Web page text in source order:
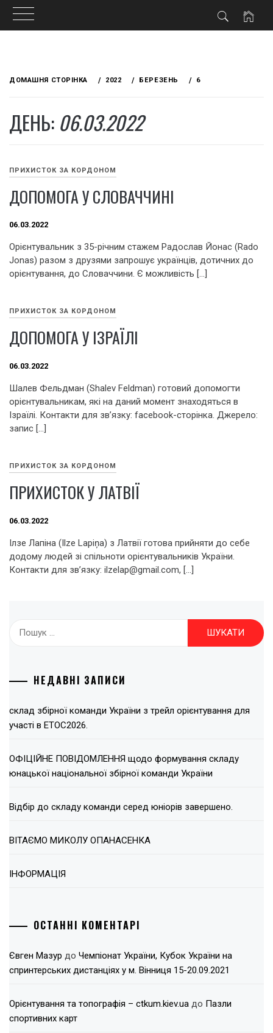
ДОМАШНЯ СТОРІНКА 2022 БЕРЕЗЕНЬ 6
ДЕНЬ: 06.03.2022
ПРИХИСТОК ЗА КОРДОНОМ
ДОПОМОГА У СЛОВАЧЧИНІ
06.03.2022
Орієнтувальник з 35-річним стажем Радослав Йонас (Rado
Jonas) разом з друзями запрошує українців, дотичних до
орієнтування, до Словаччини. Є можливість […]
ПРИХИСТОК ЗА КОРДОНОМ
ДОПОМОГА У ІЗРАЇЛІ
06.03.2022
Шалев Фельдман (Shalev Feldman) готовий допомогти
орієнтувальникам, які на даний момент знаходяться в
Ізраїлі. Контакти для зв’язку: facebook-сторінка. Джерело:
запис […]
ПРИХИСТОК ЗА КОРДОНОМ
ПРИХИСТОК У ЛАТВІЇ
06.03.2022
Ілзе Лапіна (Ilze Lapiņa) з Латвії готова прийняти до себе
додому людей зі спільноти орієнтувальників України.
Контакти для зв’язку: ilzelap@gmail.com, […]
НЕДАВНІ ЗАПИСИ
склад збірної команди України з трейл орієнтування для
участі в ЕТОС2026.
ОФІЦІЙНЕ ПОВІДОМЛЕННЯ щодо формування складу
юнацької національної збірної команди України
Відбір до складу команди серед юніорів завершено.
ВІТАЄМО МИКОЛУ ОПАНАСЕНКА
ІНФОРМАЦІЯ
ОСТАННІ КОМЕНТАРІ
Євген Мазур до Чемпіонат України, Кубок України на
спринтерських дистанціях у м. Вінниця 15-20.09.2021
Орієнтування та топографія – ctkum.kiev.ua до Пазли
спортивних карт